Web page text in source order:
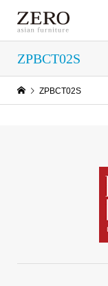
ZPBCT02S
ZPBCT02S